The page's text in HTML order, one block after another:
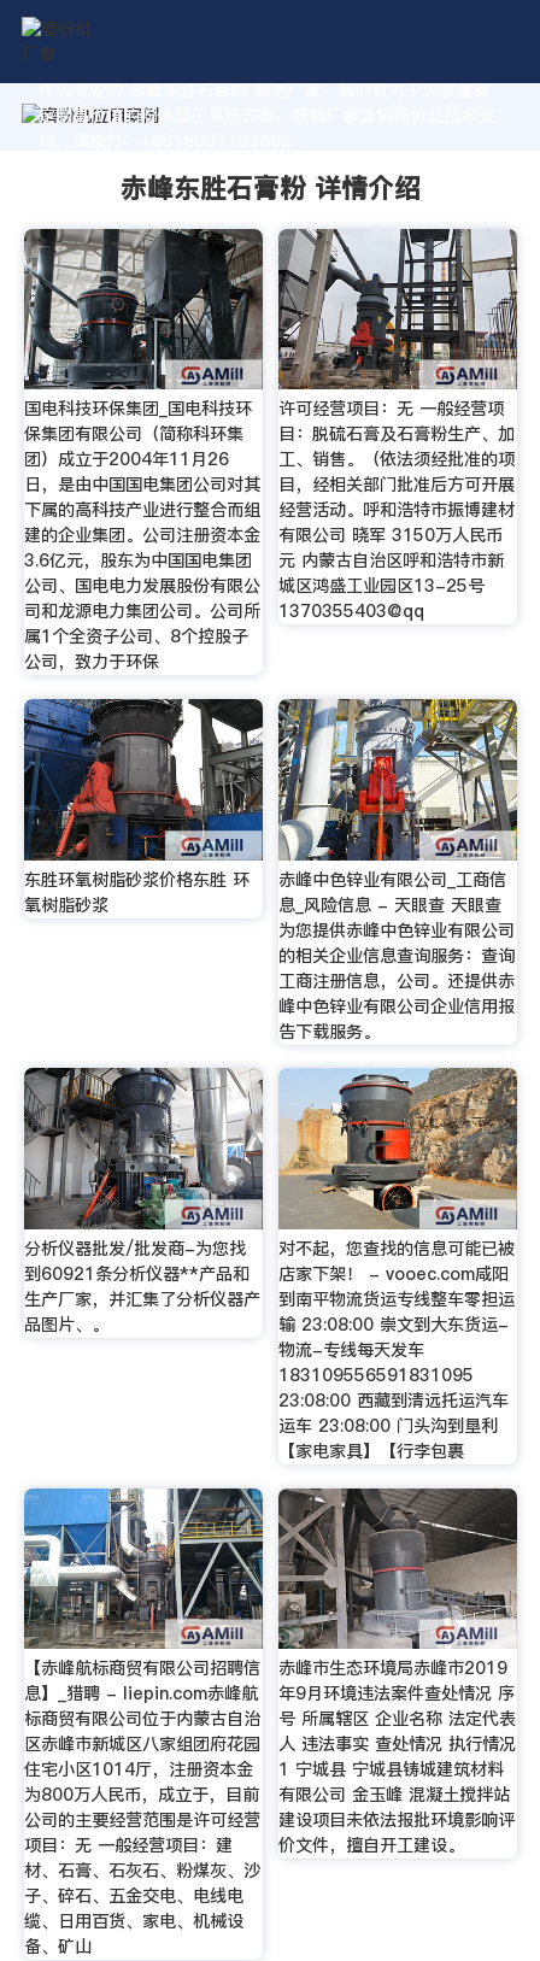
作为专业的 赤峰东胜石膏粉 制造厂家，我们致力于为您量身
定制高价值的粉体加工系统方案。获取厂家直销报价及技术支
赤峰东胜石膏粉 详情介绍
国电科技环保集团_国电科技环
保集团有限公司（简称科环集
团）成立于2004年11月26
日，是由中国国电集团公司对其
下属的高科技产业进行整合而组
建的企业集团。公司注册资本金
3.6亿元，股东为中国国电集团
公司、国电电力发展股份有限公
司和龙源电力集团公司。公司所
属1个全资子公司、8个控股子
公司，致力于环保
许可经营项目：无 一般经营项
目：脱硫石膏及石膏粉生产、加
工、销售。（依法须经批准的项
目，经相关部门批准后方可开展
经营活动。呼和浩特市振博建材
有限公司 晓军 3150万人民币
元 内蒙古自治区呼和浩特市新
城区鸿盛工业园区13-25号
1370355403@qq
东胜环氧树脂砂浆价格东胜 环
氧树脂砂浆
赤峰中色锌业有限公司_工商信
息_风险信息 - 天眼查 天眼查
为您提供赤峰中色锌业有限公司
的相关企业信息查询服务：查询
工商注册信息，公司。还提供赤
峰中色锌业有限公司企业信用报
告下载服务。
分析仪器批发/批发商-为您找
到60921条分析仪器**产品和
生产厂家，并汇集了分析仪器产
品图片、。
对不起，您查找的信息可能已被
店家下架！ - vooec.com咸阳
到南平物流货运专线整车零担运
输 23:08:00 崇文到大东货运-
物流-专线每天发车
183109556591831095
23:08:00 西藏到清远托运汽车
运车 23:08:00 门头沟到垦利
【家电家具】【行李包裹
【赤峰航标商贸有限公司招聘信
息】_猎聘 - liepin.com赤峰航
标商贸有限公司位于内蒙古自治
区赤峰市新城区八家组团府花园
住宅小区1014厅，注册资本金
为800万人民币，成立于，目前
公司的主要经营范围是许可经营
项目：无 一般经营项目：建
材、石膏、石灰石、粉煤灰、沙
子、碎石、五金交电、电线电
缆、日用百货、家电、机械设
备、矿山
赤峰市生态环境局赤峰市2019
年9月环境违法案件查处情况 序
号 所属辖区 企业名称 法定代表
人 违法事实 查处情况 执行情况
1 宁城县 宁城县铸城建筑材料
有限公司 金玉峰 混凝土搅拌站
建设项目未依法报批环境影响评
价文件，擅自开工建设。